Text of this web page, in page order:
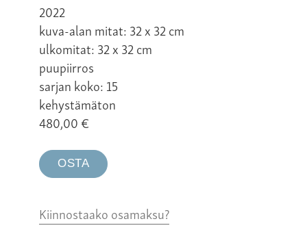
2022
kuva-alan mitat: 32 x 32 cm
ulkomitat: 32 x 32 cm
puupiirros
sarjan koko: 15
kehystämäton
480,00€
OSTA
Kiinnostaako osamaksu?